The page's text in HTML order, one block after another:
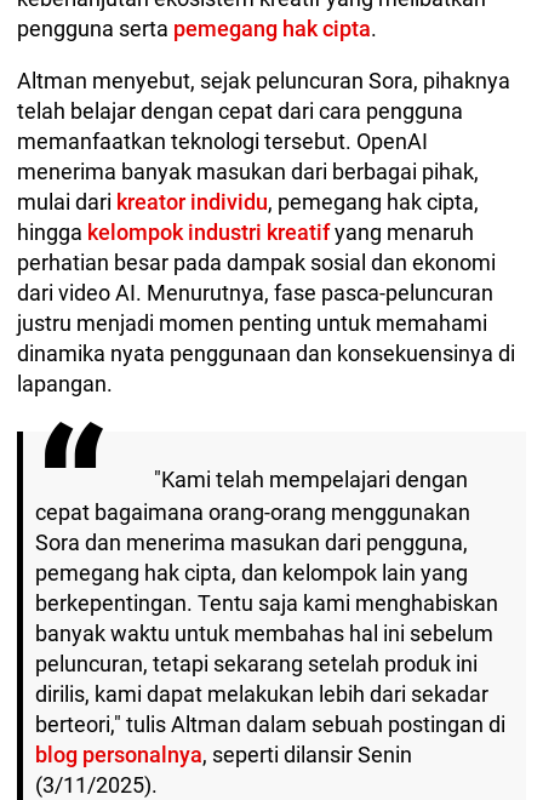
pengguna serta pemegang hak cipta.
Altman menyebut, sejak peluncuran Sora, pihaknya
telah belajar dengan cepat dari cara pengguna
memanfaatkan teknologi tersebut. OpenAI
menerima banyak masukan dari berbagai pihak,
mulai dari kreator individu, pemegang hak cipta,
hingga kelompok industri kreatifyang menaruh
perhatian besar pada dampak sosial dan ekonomi
dari video AI. Menurutnya, fase pasca-peluncuran
justru menjadi momen penting untuk memahami
dinamika nyata penggunaan dan konsekuensinya di
lapangan.
"Kami telah mempelajari dengan
cepat bagaimana orang-orang menggunakan
Sora dan menerima masukan dari pengguna,
pemegang hak cipta, dan kelompok lain yang
berkepentingan. Tentu saja kami menghabiskan
banyak waktu untuk membahas hal ini sebelum
peluncuran, tetapi sekarang setelah produk ini
dirilis, kami dapat melakukan lebih dari sekadar
berteori," tulis Altman dalam sebuah postingan di
blog personalnya, seperti dilansir Senin
(3/11/2025).